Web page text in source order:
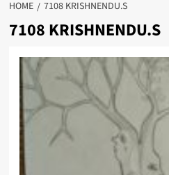
HOME 7108 KRISHNENDU.S
7108 KRISHNENDU.S